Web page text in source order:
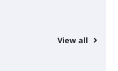
View all